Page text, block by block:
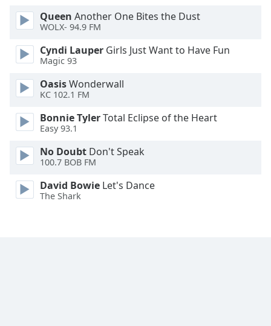
Font
Size
Text
Done
Close
Queen Another One Bites the Dust
WOLX- 94.9 FM
Cyndi Lauper Girls Just Want to Have Fun
Magic 93
OasisWonderwall
KC 102.1 FM
Bonnie TylerTotal Eclipse of the Heart
Easy 93.1
No Doubt Don't Speak
100.7 BOB FM
David Bowie Let's Dance
The Shark